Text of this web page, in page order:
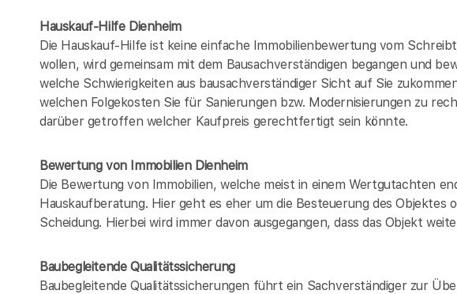
Hauskauf-Hilfe Dienheim
Die Hauskauf-Hilfe ist keine einfache Immobilienbewertung vom
wollen, wird gemeinsam mit dem Bausachverständigen begangen und
welche Schwierigkeiten aus bausachverständiger Sicht auf Sie
welchen Folgekosten Sie für Sanierungen bzw. Modernisierungen zu
darüber getroffen welcher Kaufpreis gerechtfertigt sein könnte.
Bewertung von Immobilien Dienheim
Die Bewertung von Immobilien, welche meist in einem Wertgutachten
Hauskaufberatung. Hier geht es eher um die Besteuerung des Objektes
Scheidung. Hierbei wird immer davon ausgegangen, dass das Objekt
Baubegleitende Qualitätssicherung
Baubegleitende Qualitätssicherungen führt ein Sachverständiger zur